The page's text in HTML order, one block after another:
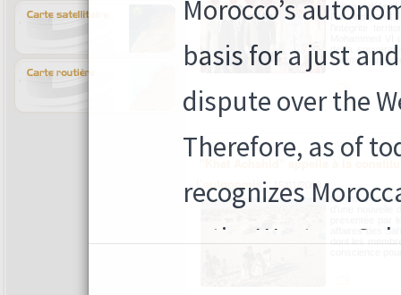
politique
Roi Abdallah
de la
communauté
"Khat Achahid" appelle à la
l’autonomie
15/01/2008
Le
affaires des
dont les